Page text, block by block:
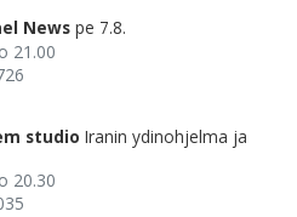
News pe 7.8.
21.00
studio Iranin ydinohjelma ja
20.30